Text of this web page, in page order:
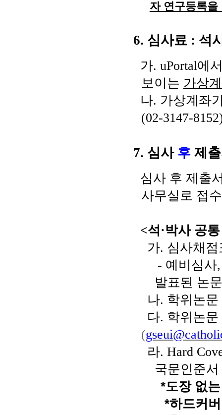
자 연구등록을
6. 심사료 : 석
가. uPortal에
보이는 가상
나. 가상계좌
(02-3147-
7. 심사 후 제
심사 후 제출
사무실로 접
<석·박사 공
가. 심사채
- 예비심사
발표된 논
나. 학위논
다. 학위논
(
라. Hard
국문인준서
*도장 없
*하드커버